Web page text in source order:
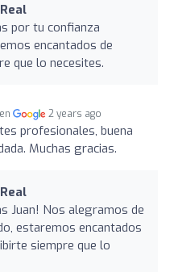
por tu confianza
encantados de
que lo necesites.
2 years ago
profesionales, buena
Muchas gracias.
Juan! Nos alegramos de
estaremos encantados
siempre que lo